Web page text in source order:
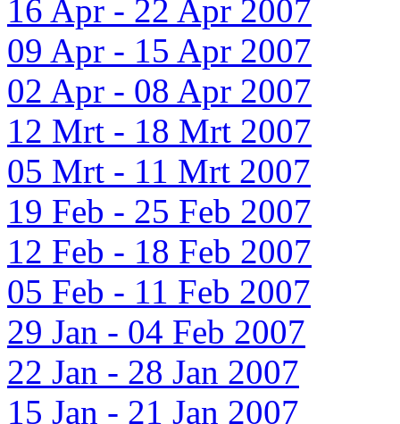
16 Apr - 22 Apr 2007
09 Apr - 15 Apr 2007
02 Apr - 08 Apr 2007
12 Mrt - 18 Mrt 2007
05 Mrt - 11 Mrt 2007
19 Feb - 25 Feb 2007
12 Feb - 18 Feb 2007
05 Feb - 11 Feb 2007
29 Jan - 04 Feb 2007
22 Jan - 28 Jan 2007
15 Jan - 21 Jan 2007